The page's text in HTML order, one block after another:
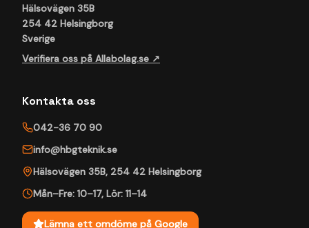
Hälsovägen 35B
254 42 Helsingborg
Sverige
Verifiera oss på Allabolag.se ↗
Kontakta oss
042-36 70 90
info@hbgteknik.se
Hälsovägen 35B, 254 42 Helsingborg
Mån–Fre: 10–17, Lör: 11–14
Lämna ett omdöme på Google